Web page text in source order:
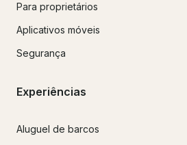
Para proprietários
Aplicativos móveis
Segurança
Experiências
Aluguel de barcos